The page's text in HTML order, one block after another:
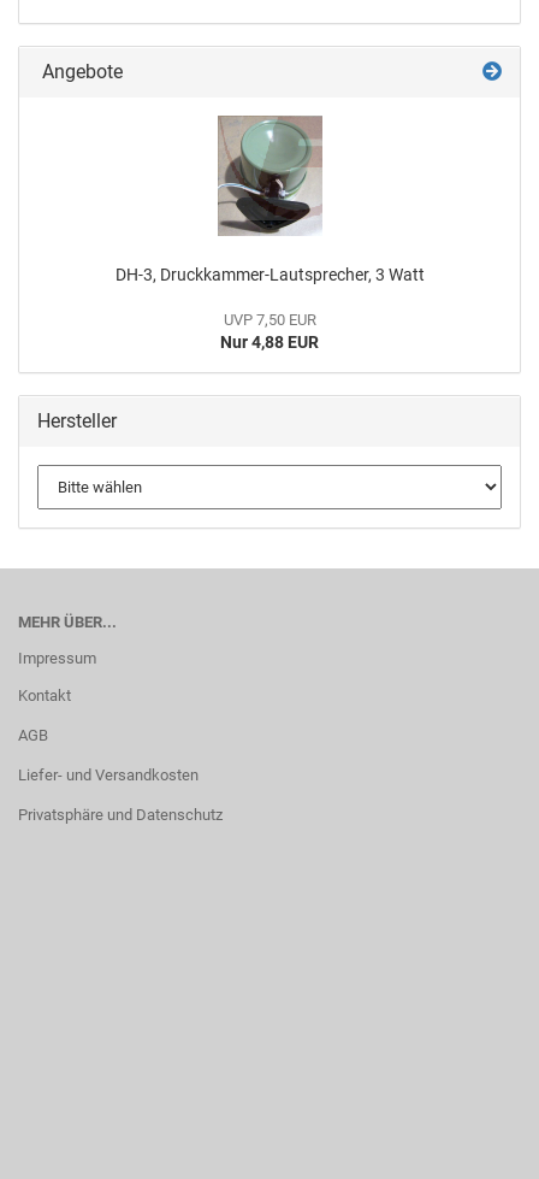
Angebote
DH-3, Druckkammer-Lautsprecher, 3 Watt
UVP 7,50 EUR
Nur 4,88 EUR
Hersteller
MEHR ÜBER...
Impressum
Kontakt
AGB
Liefer- und Versandkosten
Privatsphäre und Datenschutz